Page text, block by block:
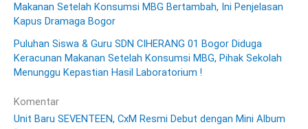
Makanan Setelah Konsumsi MBG Bertambah, Ini Penjelasan
Kapus Dramaga Bogor
Puluhan Siswa & Guru SDN CIHERANG 01 Bogor Diduga
Keracunan Makanan Setelah Konsumsi MBG, Pihak Sekolah
Menunggu Kepastian Hasil Laboratorium !
Komentar
Unit Baru SEVENTEEN, CxM Resmi Debut dengan Mini Album